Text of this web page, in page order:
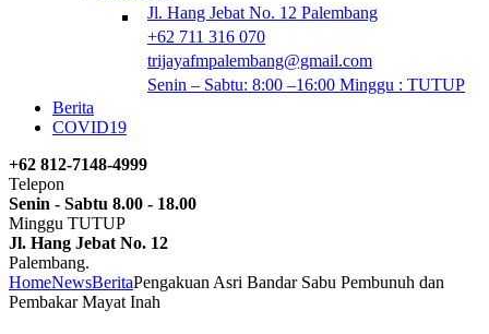
Jl. Hang Jebat No. 12 Palembang
+62 711 316 070
trijayafmpalembang@gmail.com
Senin – Sabtu: 8:00 –16:00 Minggu : TUTUP
Berita
COVID19
+62 812-7148-4999
Telepon
Senin - Sabtu 8.00 - 18.00
Minggu TUTUP
Jl. Hang Jebat No. 12
Palembang.
HomeNewsBeritaPengakuan Asri Bandar Sabu Pembunuh dan
Pembakar Mayat Inah